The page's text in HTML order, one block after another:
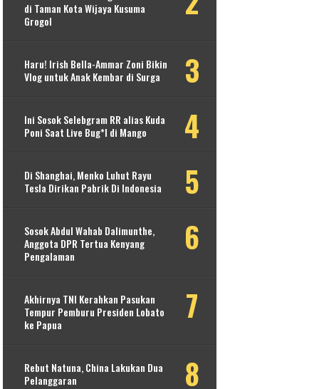
di Taman Kota Wijaya Kusuma
Grogol
Haru! Irish Bella-Ammar Zoni Bikin
Vlog untuk Anak Kembar di Surga
Ini Sosok Selebgram RR alias Kuda
Poni Saat Live Bug*l di Mango
Di Shanghai, Menko Luhut Rayu
Tesla Dirikan Pabrik Di Indonesia
Sosok Abdul Wahab Dalimunthe,
Anggota DPR Tertua Kenyang
Pengalaman
Akhirnya TNI Kerahkan Pasukan
Tempur Pemburu Presiden Lobato
ke Papua
Rebut Natuna, China Lakukan Dua
Pelanggaran